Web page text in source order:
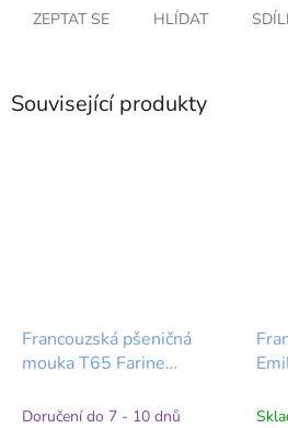
ZEPTAT SE HLÍDAT
Související produkty
Francouzská pšeničná
mouka T65 Farine
Hoop
Doručení do 7 - 10 dnů